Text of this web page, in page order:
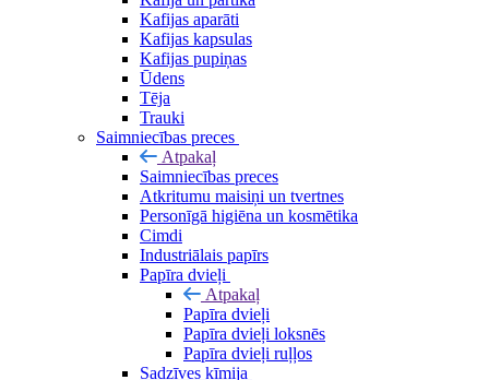
Kafijas aparāti
Kafijas kapsulas
Kafijas pupiņas
Ūdens
Tēja
Trauki
Saimniecības preces
Atpakaļ
Saimniecības preces
Atkritumu maisiņi un tvertnes
Personīgā higiēna un kosmētika
Cimdi
Industriālais papīrs
Papīra dvieļi
Atpakaļ
Papīra dvieļi
Papīra dvieļi loksnēs
Papīra dvieļi ruļļos
Sadzīves ķīmija